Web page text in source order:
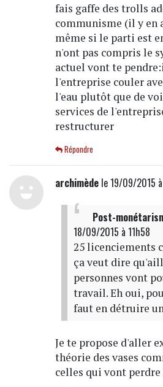
fais gaffe des trolls
communisme (il y en
même si le parti est
n'ont pas compris le
actuel vont te
l'entreprise couler
l'eau plutôt que de
services de
restructurer
Répondre
archimèdele 19/09/2015
Post-
18/09/2015 à 11h58
25 licenciements
ça veut dire
personnes vont
travail. Eh oui,
faut en détruire
Je te propose d'aller
théorie des vases
celles qui vont